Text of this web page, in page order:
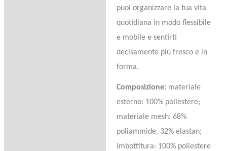
puoi organizzare la tua vita
quotidiana in modo flessibile
e mobile e sentirti
decisamente più fresco e in
forma.
Composizione:materiale
esterno: 100% poliestere;
materiale mesh: 68%
poliammide, 32% elastan;
imbottitura: 100% poliestere